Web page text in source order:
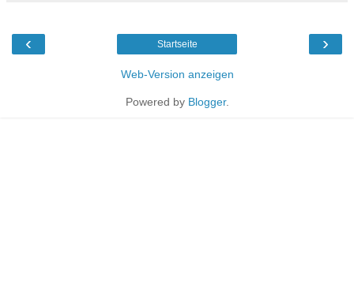
‹ ›
Startseite
Web-Version anzeigen
Powered by Blogger.